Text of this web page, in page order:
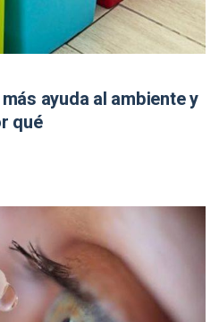
ayuda al ambiente y
qué